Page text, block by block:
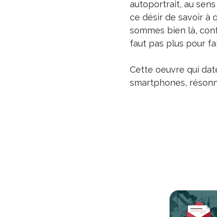
autoportrait, au
ce désir de savoir à
sommes bien là,
faut pas plus pour
Cette oeuvre qui
smartphones,